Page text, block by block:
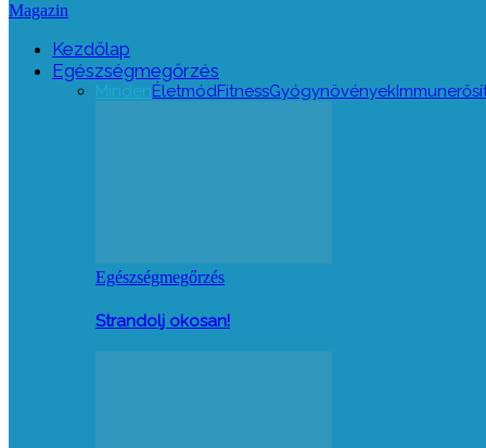
Magazin
Kezdőlap
Egészségmegőrzés
MindenÉletmódFitnessGyógynövények
Egészségmegőrzés
Strandolj okosan!